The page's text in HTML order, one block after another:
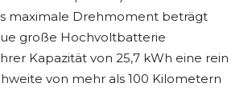
maximale Drehmoment beträgt
große Hochvoltbatterie
Kapazität von 25,7 kWh eine rein
von mehr als 100 Kilometern